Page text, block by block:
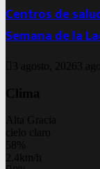
Centros de
Semana de la
3 agosto, 2026 3
Clima
Alta Gracia
cielo claro
58%
2.4km/h